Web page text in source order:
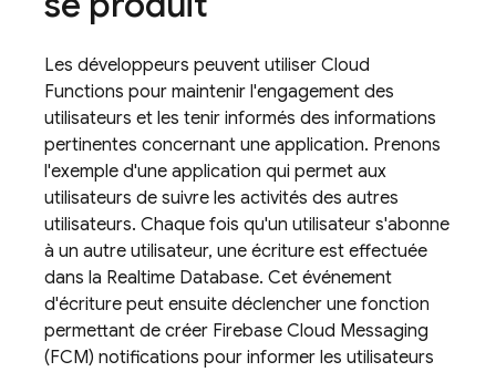
Les développeurs peuvent utiliser Cloud
Functions pour maintenir l'engagement des
utilisateurs et les tenir informés des informations
pertinentes concernant une application. Prenons
l'exemple d'une application qui permet aux
utilisateurs de suivre les activités des autres
utilisateurs. Chaque fois qu'un utilisateur s'abonne
à un autre utilisateur, une écriture est effectuée
dans la Realtime Database. Cet événement
d'écriture peut ensuite déclencher une fonction
permettant de créer Firebase Cloud Messaging
(FCM) notifications pour informer les utilisateurs